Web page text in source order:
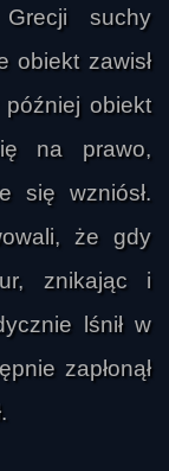
suchy
obiekt zawisł
później obiekt
na prawo,
się wzniósł.
że gdy
znikając i
lśnił w
zapłonął